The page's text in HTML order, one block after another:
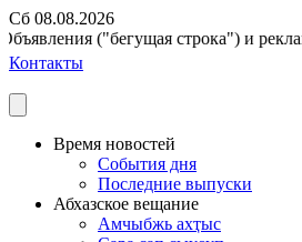
Сб 08.08.2026
("бегущая строка") и
Контакты
Время новостей
События дня
Последние выпуски
Абхазское вещание
Амчыбжь ахҭыс